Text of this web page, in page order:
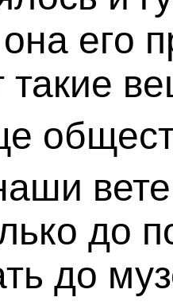
его
такие
до
до